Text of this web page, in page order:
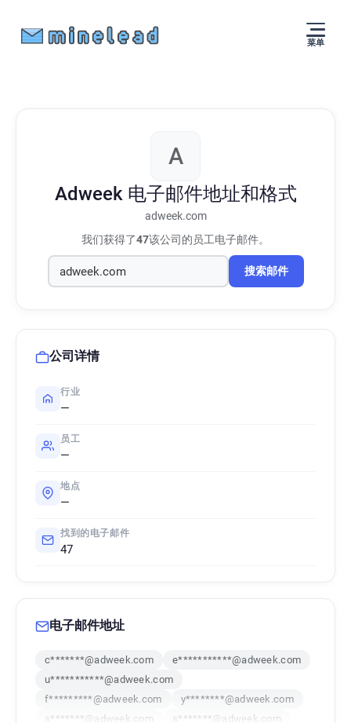
菜单
A
Adweek 电子邮件地址和格式
adweek.com
我们获得了47该公司的员工电子邮件。
搜索邮件
公司详情
行业
—
员工
—
地点
—
找到的电子邮件
47
电子邮件地址
c*******@adweek.com
e***********@adweek.com
u***********@adweek.com
f*********@adweek.com
y********@adweek.com
s*******@adweek.com
s*******@adweek.com